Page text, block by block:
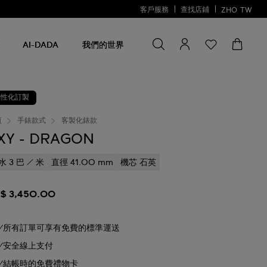
客戶服務 查找店鋪 ZHO TW
AI-DADA 我們的世界
找
商
尋找商品
化訂製
手錶款式 客製化錶款
- DRAGON
3 巴 / 米 直徑 41.00 mm 機芯 石英
3,450.00
所有訂單可享有免費的標準運送
安全線上支付
結帳時的免費禮物卡